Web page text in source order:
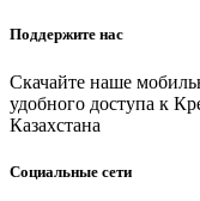
Поддержите нас
Скачайте наше
удобного доступа к
Казахстана
Социальные сети